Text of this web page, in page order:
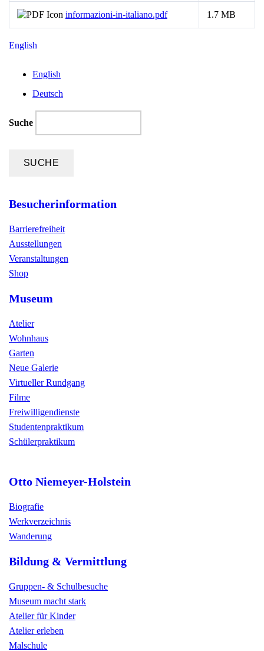
informazioni-in-italiano.pdf 1.7 MB
English
English
Deutsch
Suche
Besucherinformation
Barrierefreiheit
Ausstellungen
Veranstaltungen
Shop
Museum
Atelier
Wohnhaus
Garten
Neue Galerie
Virtueller Rundgang
Filme
Freiwilligendienste
Studentenpraktikum
Schülerpraktikum
Otto Niemeyer-Holstein
Biografie
Werkverzeichnis
Wanderung
Bildung & Vermittlung
Gruppen- & Schulbesuche
Museum macht stark
Atelier für Kinder
Atelier erleben
Malschule